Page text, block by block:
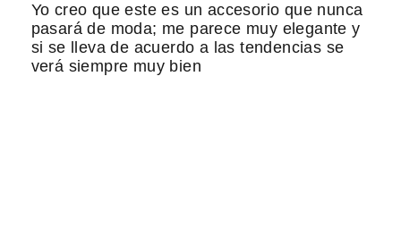
Yo creo que este es un accesorio que nunca
pasará de moda; me parece muy elegante y
si se lleva de acuerdo a las tendencias se
verá siempre muy bien